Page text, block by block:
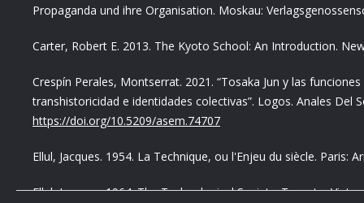
Propaganda und ihre Organisation. Moskau:
Carter, Robert E. 2013. The Kyoto School: An Introduction.
Crespín Perales, Montserrat. 2021. “Tosaka Jun y las
transhistoricidad e identidades colectivas”. Logos. Anales Del
https://doi.org/10.5209/asem.74707
Ellul, Jacques. 1954. La Technique, ou l'Enjeu du siècle. Paris:
Ellul, Jacques. 1964. The Technological Society. Toronto: